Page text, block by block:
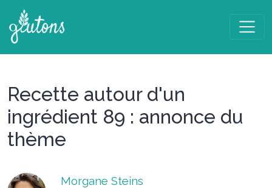
Recette autour d'un
ingrédient 89 : annonce du
thème
Morgane Steins